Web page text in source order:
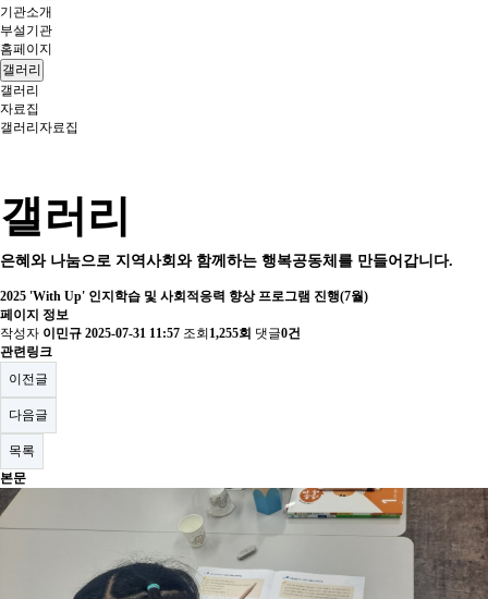
기관소개
부설기관
홈페이지
갤러리
갤러리
자료집
갤러리 자료집
갤러리
은혜와 나눔으로 지역사회와 함께하는 행복공동체를 만들어갑니다.
2025 'With Up' 인지학습 및 사회적응력 향상 프로그램 진행(7월)
페이지 정보
작성자 이민규 2025-07-31 11:57 조회 1,255회 댓글0건
관련링크
이전글
다음글
목록
본문